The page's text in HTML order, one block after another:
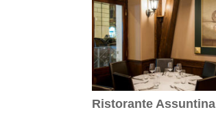
Ristorante Assuntina